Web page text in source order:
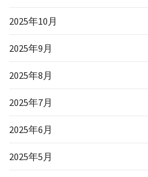
2025年10月
2025年9月
2025年8月
2025年7月
2025年6月
2025年5月